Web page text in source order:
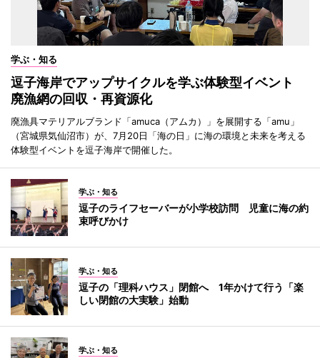
学ぶ・知る
逗子海岸でアップサイクルを学ぶ体験型イベント
廃漁網の回収・再資源化
廃漁具マテリアルブランド「amuca（アムカ）」を展開する「amu」
（宮城県気仙沼市）が、7月20日「海の日」に海の環境と未来を考える
体験型イベントを逗子海岸で開催した。
学ぶ・知る
逗子のライフセーバーが小学校訪問 児童に海の約
束呼びかけ
学ぶ・知る
逗子の「理科ハウス」閉館へ 1年かけて行う「楽
しい閉館の大実験」始動
学ぶ・知る